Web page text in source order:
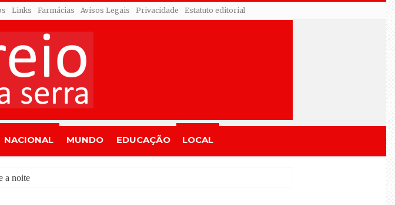
Links Farmácias Avisos Legais Privacidade Estatuto editorial
NACIONAL MUNDO EDUCAÇÃO LOCAL